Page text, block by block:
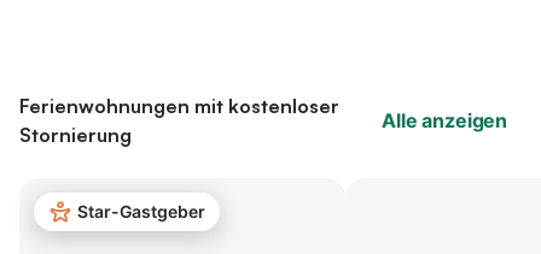
Ferienwohnungen mit kostenloser
Stornierung
Alle anzeigen
Star-Gastgeber